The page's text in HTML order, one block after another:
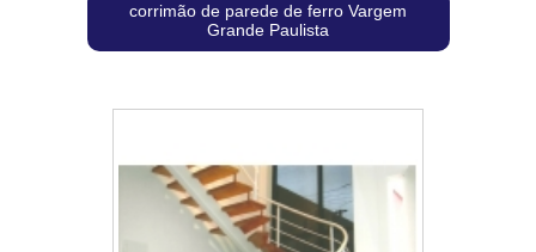
corrimão de parede de ferro Vargem
Grande Paulista